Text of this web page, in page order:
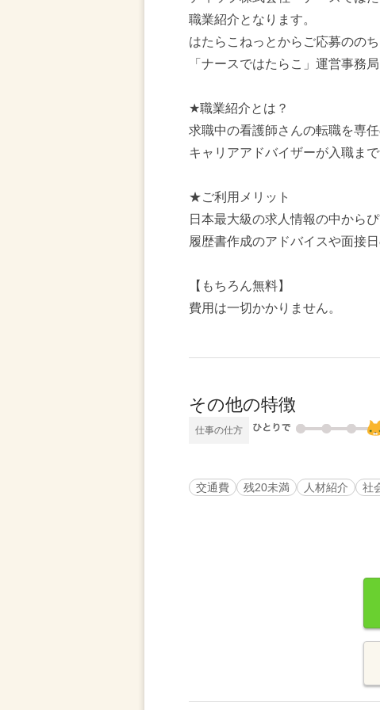
職業紹介となります。
はたらこねっとからご応募ののち
「ナースではたらこ」運営事務
★職業紹介とは？
求職中の看護師さんの転職を専
キャリアアドバイザーが入職ま
★ご利用メリット
日本最大級の求人情報の中から
履歴書作成のアドバイスや面接
【もちろん無料】
費用は一切かかりません。
その他の特徴
仕事の仕方
交通費 残20未満 人材紹介 社